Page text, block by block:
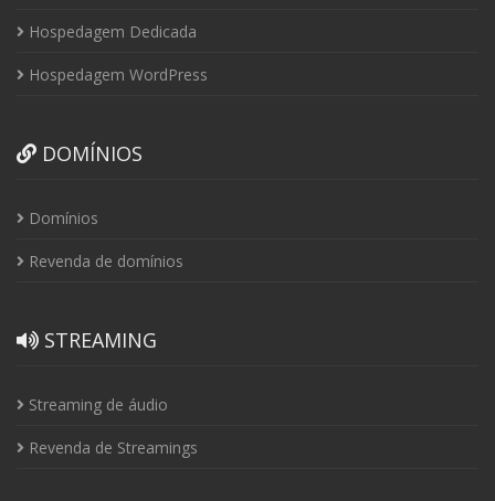
Hospedagem Dedicada
Hospedagem WordPress
DOMÍNIOS
Domínios
Revenda de domínios
STREAMING
Streaming de áudio
Revenda de Streamings